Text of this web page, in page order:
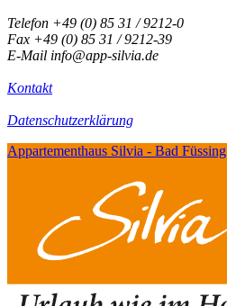
Telefon +49 (0) 85 31 / 9212-0
Fax +49 (0) 85 31 / 9212-39
E-Mail info@app-silvia.de
Kontakt
Datenschutzerklärung
Appartementhaus Silvia - Bad Füssing